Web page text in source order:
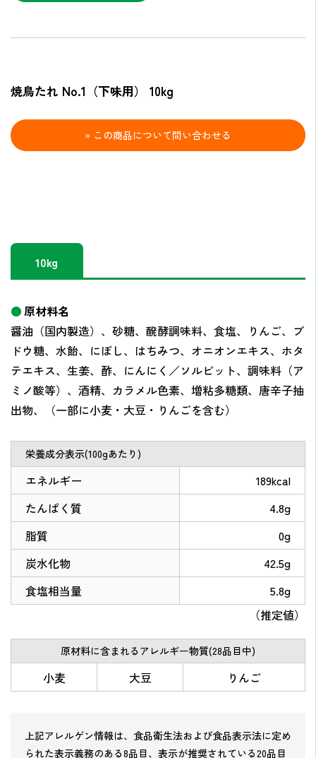
焼鳥たれ No.1（下味用） 10kg
» この商品について問い合わせる
10kg
原材料名
醤油（国内製造）、砂糖、醗酵調味料、食塩、りんご、ブ
ドウ糖、水飴、にぼし、はちみつ、オニオンエキス、ホタ
テエキス、生姜、酢、にんにく／ソルビット、調味料（ア
ミノ酸等）、酒精、カラメル色素、増粘多糖類、唐辛子抽
出物、（一部に小麦・大豆・りんごを含む）
栄養成分表示(100gあたり)
エネルギー
189kcal
たんぱく質
4.8g
脂質
0g
炭水化物
42.5g
食塩相当量
5.8g
（推定値）
原材料に含まれるアレルギー物質(28品目中)
小麦 大豆 りんご
上記アレルゲン情報は、食品衛生法および食品表示法に定め
られた表示義務のある8品目、表示が推奨されている20品目